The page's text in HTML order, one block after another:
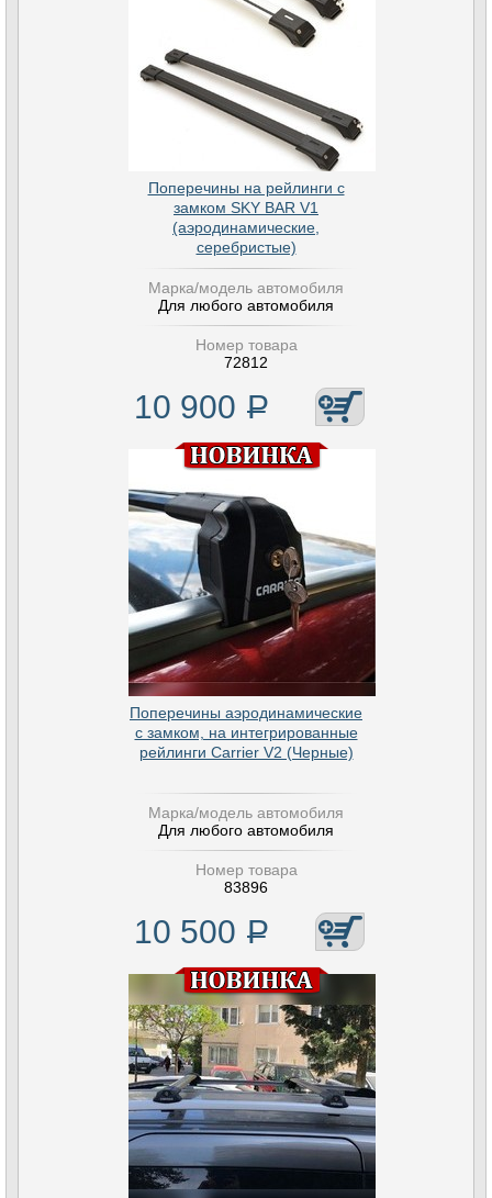
Поперечины на рейлинги с
замком SKY BAR V1
(аэродинамические,
серебристые)
Марка/модель автомобиля
Для любого автомобиля
Номер товара
72812
10 900 Р
Поперечины аэродинамические
с замком, на интегрированные
рейлинги Carrier V2 (Черные)
Марка/модель автомобиля
Для любого автомобиля
Номер товара
83896
10 500 Р